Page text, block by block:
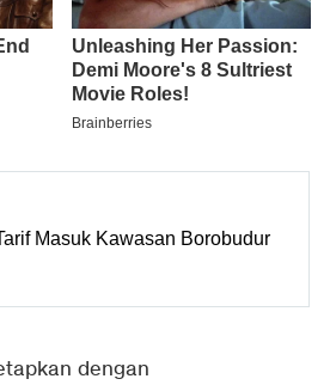
Masuk Kawasan Borobudur
dengan